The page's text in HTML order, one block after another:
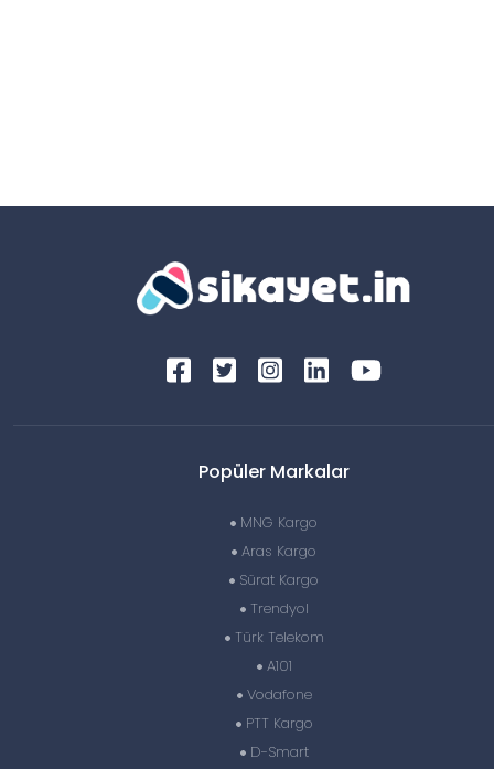
Popüler Markalar
MNG Kargo
Aras Kargo
Sürat Kargo
Trendyol
Türk Telekom
A101
Vodafone
PTT Kargo
D-Smart